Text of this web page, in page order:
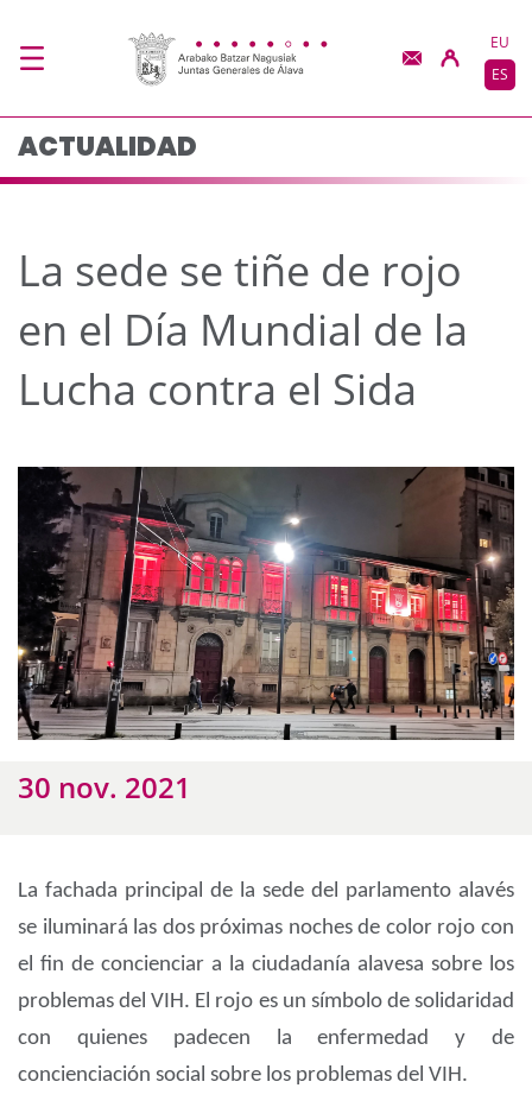
La sede se tiñe de
EU
ES
ACTUALIDAD
La sede se tiñe de rojo
en el Día Mundial de la
Lucha contra el Sida
30 nov. 2021
La fachada principal de la sede del parlamento alavés
se iluminará las dos próximas noches de color rojo con
el fin de concienciar a la ciudadanía alavesa sobre los
problemas del VIH. El rojo es un símbolo de solidaridad
con quienes padecen la enfermedad y de
concienciación social sobre los problemas del VIH.